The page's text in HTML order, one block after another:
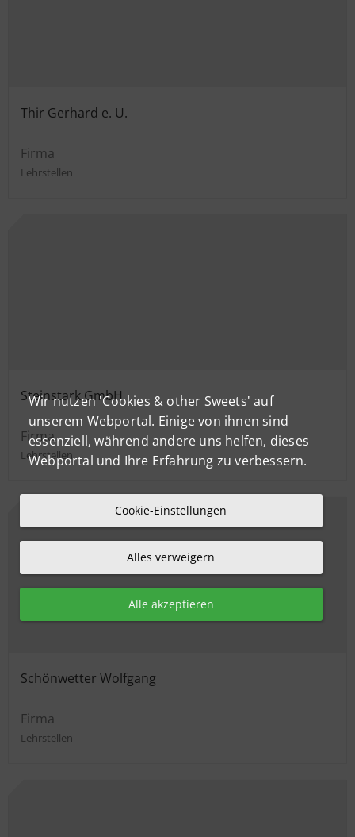
Thir Gerhard e. U.
Firma
Lehrstellen
Steinstark GmbH
Firma
Lehrstellen
Schönwetter Wolfgang
Firma
Lehrstellen
Wir nutzen 'Cookies & other Sweets' auf
unserem Webportal. Einige von ihnen sind
essenziell, während andere uns helfen, dieses
Webportal und Ihre Erfahrung zu verbessern.
Cookie-Einstellungen
Alles verweigern
Alle akzeptieren